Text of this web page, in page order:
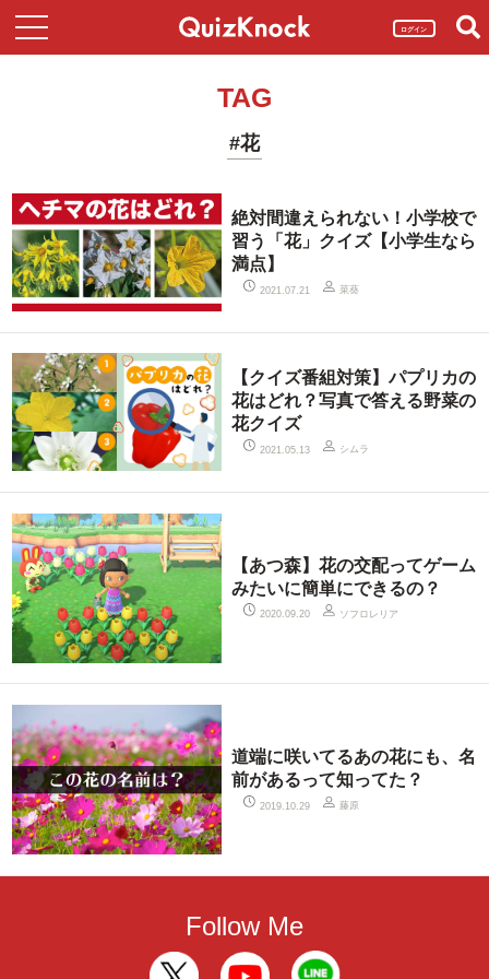
ログイン
TAG
#花
絶対間違えられない！小学校で
習う「花」クイズ【小学生なら
満点】
2021.07.21 菜葵
【クイズ番組対策】パプリカの
花はどれ？写真で答える野菜の
花クイズ
2021.05.13 シムラ
【あつ森】花の交配ってゲーム
みたいに簡単にできるの？
2020.09.20 ソフロレリア
道端に咲いてるあの花にも、名
前があるって知ってた？
2019.10.29 藤原
Follow Me